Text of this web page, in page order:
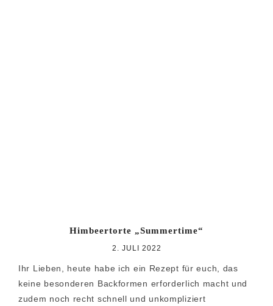
Himbeertorte „Summertime“
2. JULI 2022
Ihr Lieben, heute habe ich ein Rezept für euch, das
keine besonderen Backformen erforderlich macht und
zudem noch recht schnell und unkompliziert